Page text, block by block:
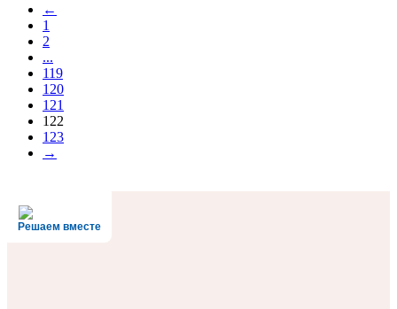
←
1
2
...
119
120
121
122
123
→
Решаем вместе